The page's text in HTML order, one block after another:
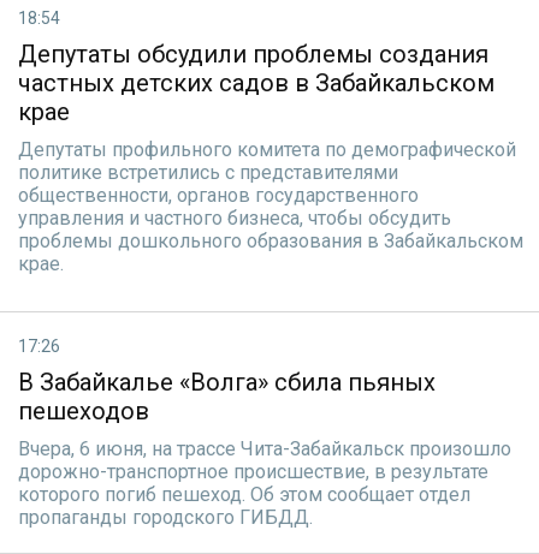
18:54
Депутаты обсудили проблемы создания
частных детских садов в Забайкальском
крае
Депутаты профильного комитета по демографической
политике встретились с представителями
общественности, органов государственного
управления и частного бизнеса, чтобы обсудить
проблемы дошкольного образования в Забайкальском
крае.
17:26
В Забайкалье «Волга» сбила пьяных
пешеходов
Вчера, 6 июня, на трассе Чита-Забайкальск произошло
дорожно-транспортное происшествие, в результате
которого погиб пешеход. Об этом сообщает отдел
пропаганды городского ГИБДД.